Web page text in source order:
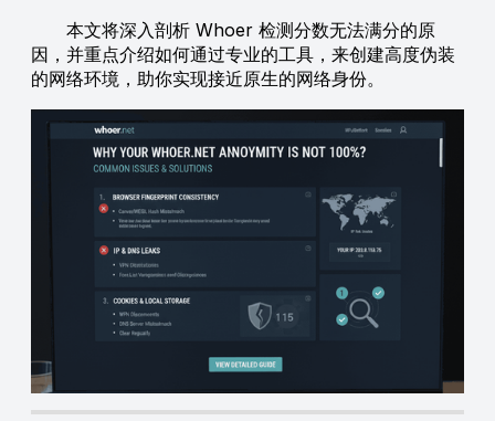
本文将深入剖析 Whoer 检测分数无法满分的原
因，并重点介绍如何通过专业的工具，来创建高度伪装
的网络环境，助你实现接近原生的网络身份。